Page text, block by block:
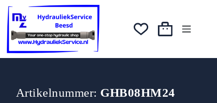
naar
inhoud
was:
€9,08.
€7,72.
Winkelwagen
Artikelnummer: GHB08HM24